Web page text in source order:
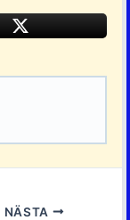
NÄSTA